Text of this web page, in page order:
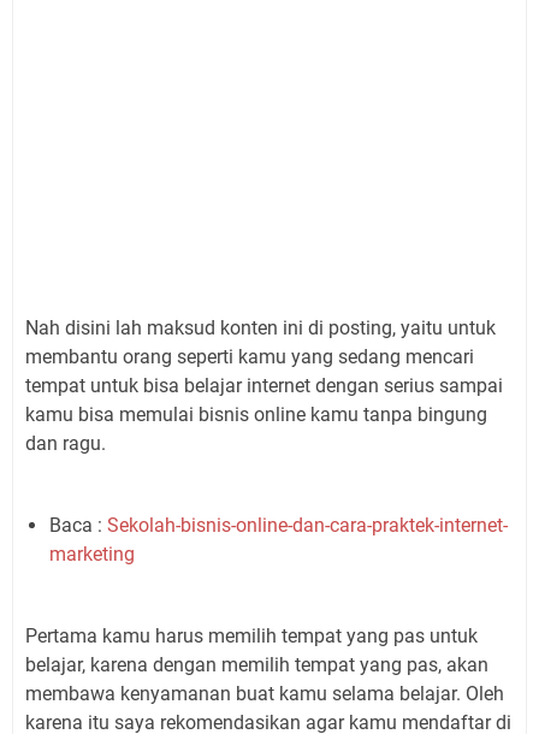
Nah disini lah maksud konten ini di posting, yaitu untuk
membantu orang seperti kamu yang sedang mencari
tempat untuk bisa belajar internet dengan serius sampai
kamu bisa memulai bisnis online kamu tanpa bingung
dan ragu.
Baca : Sekolah-bisnis-online-dan-cara-praktek-internet-
marketing
Pertama kamu harus memilih tempat yang pas untuk
belajar, karena dengan memilih tempat yang pas, akan
membawa kenyamanan buat kamu selama belajar. Oleh
karena itu saya rekomendasikan agar kamu mendaftar di